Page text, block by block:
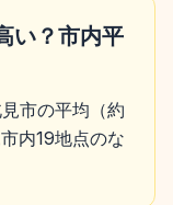
い？市内平
市の平均（約
内19地点のな